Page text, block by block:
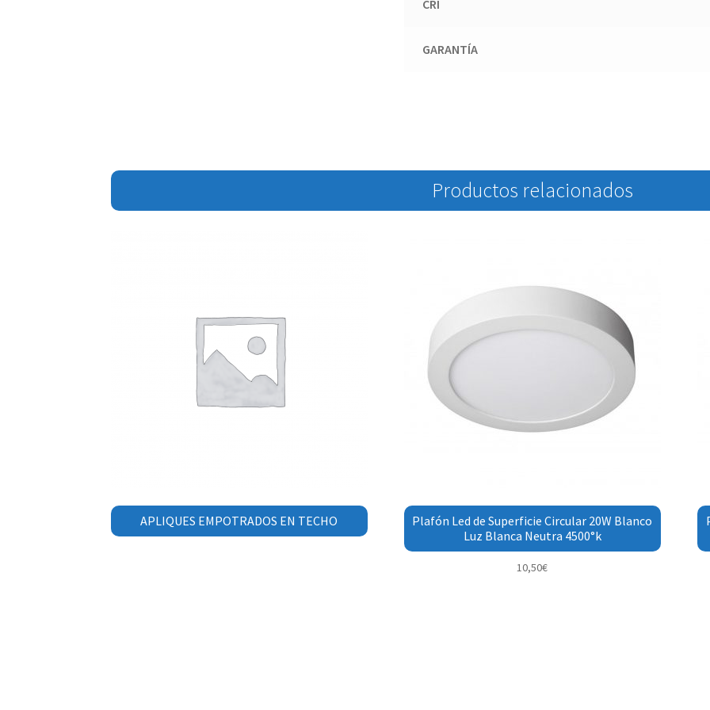
CRI
GARANTÍA
Productos relacionados
APLIQUES EMPOTRADOS EN TECHO
Plafón Led de Superficie Circular 20W Blanco
Luz Blanca Neutra 4500°k
10,50€